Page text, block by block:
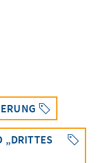
„DRITTES